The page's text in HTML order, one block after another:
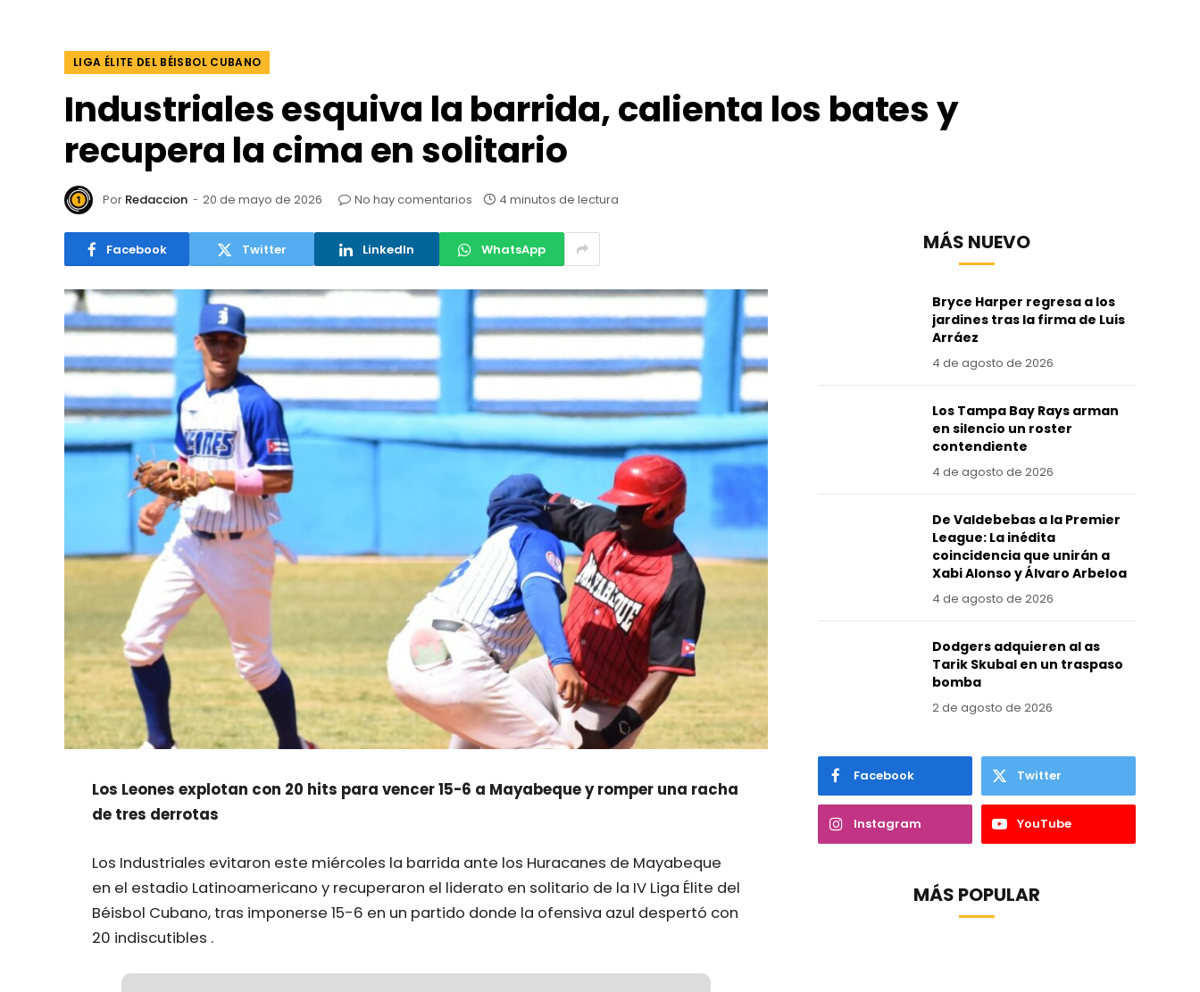
LIGA ÉLITE DEL BÉISBOL CUBANO
Industriales esquiva la barrida, calienta los bates y
recupera la cima en solitario
Por Redaccion 20 de mayo de 2026 No hay comentarios 4 minutos de lectura
Facebook Twitter LinkedIn WhatsApp
Los Leones explotan con 20 hits para vencer 15-6 a Mayabeque y romper una racha
de tres derrotas
Los Industriales evitaron este miércoles la barrida ante los Huracanes de Mayabeque
en el estadio Latinoamericano y recuperaron el liderato en solitario de la IV Liga Élite del
Béisbol Cubano, tras imponerse 15-6 en un partido donde la ofensiva azul despertó con
20 indiscutibles .
MÁS NUEVO
Bryce Harper regresa a los
jardines tras la firma de Luis
Arráez
4 de agosto de 2026
Los Tampa Bay Rays arman
en silencio un roster
contendiente
4 de agosto de 2026
De Valdebebas a la Premier
League: La inédita
coincidencia que unirán a
Xabi Alonso y Álvaro Arbeloa
4 de agosto de 2026
Dodgers adquieren al as
Tarik Skubal en un traspaso
bomba
2 de agosto de 2026
Facebook Twitter
Instagram YouTube
MÁS POPULAR